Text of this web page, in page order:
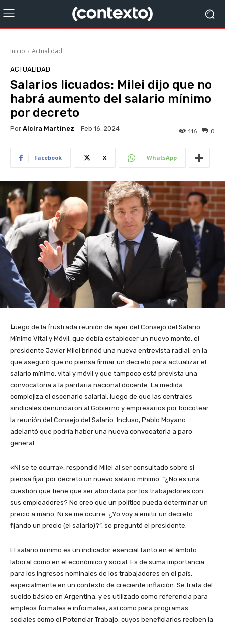
Inicio Actualidad
ACTUALIDAD
Salarios licuados: Milei dijo que no
habrá aumento del salario mínimo
por decreto
Por Alcira Martínez Feb 16, 2024 0
116
Facebook X WhatsApp
Luego de la frustrada reunión de ayer del Consejo del Salario
Mínimo Vital y Móvil, que debía establecer un nuevo monto, el
presidente Javier Milei brindó una nueva entrevista radial, en la
que aseguró que no piensa firmar un decreto para actualizar el
salario mínimo, vital y móvil y que tampoco está prevista una
convocatoria a la paritaria nacional docente. La medida
complejiza el escenario salarial, luego de que las centrales
sindicales denunciaron al Gobierno y empresarios por boicotear
la reunión del Consejo del Salario. Incluso, Pablo Moyano
adelantó que podría haber una nueva convocatoria a paro
general.
«Ni se te ocurra», respondió Milei al ser consultado sobre si
piensa fijar por decreto un nuevo salario mínimo. “¿No es una
cuestión que tiene que ser abordada por los trabajadores con
sus empleadores? No creo que un político pueda determinar un
precio a mano. Ni se me ocurre. ¿Yo voy a emitir un decreto
fijando un precio (el salario)?”, se preguntó el presidente.
El salario mínimo es un indicador esencial tanto en el ámbito
laboral como en el económico y social. Es de suma importancia
para los ingresos nominales de los trabajadores en el país,
especialmente en un contexto de creciente inflación. Se trata del
sueldo básico en Argentina, y es utilizado como referencia para
empleos formales e informales, así como para programas
sociales como el Potenciar Trabajo, cuyos beneficiarios reciben la